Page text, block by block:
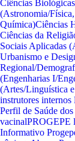
Ciências
(Astronomia/
Química)Ciências
Ciências da
Sociais Aplicadas
Urbanismo e
Regional/
(Engenharias I/
(Artes/Linguística
instrutores internos
Perfil de Saúde
vacinalPROGEPE
Informativo